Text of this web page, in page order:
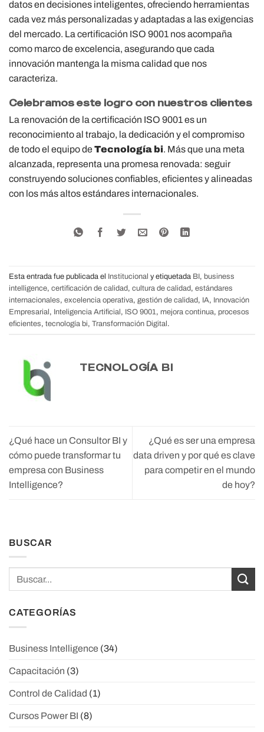
datos en decisiones inteligentes, ofreciendo herramientas
cada vez más personalizadas y adaptadas a las exigencias
del mercado. La certificación ISO 9001 nos acompaña
como marco de excelencia, asegurando que cada
innovación mantenga la misma calidad que nos
caracteriza.
Celebramos este logro con nuestros clientes
La renovación de la certificación ISO 9001 es un
reconocimiento al trabajo, la dedicación y el compromiso
de todo el equipo deTecnología bi. Más que una meta
alcanzada, representa una promesa renovada: seguir
construyendo soluciones confiables, eficientes y alineadas
con los más altos estándares internacionales.
Esta entrada fue publicada el Institucional y etiquetada BI, business
intelligence, certificación de calidad, cultura de calidad, estándares
internacionales, excelencia operativa, gestión de calidad, IA, Innovación
Empresarial, Inteligencia Artificial, ISO 9001 , mejora continua, procesos
eficientes, tecnología bi, Transformación Digital.
TECNOLOGÍA BI
¿Qué hace un Consultor BI y
cómo puede transformar tu
empresa con Business
Intelligence?
¿Qué es ser una empresa
data driven y por qué es clave
para competir en el mundo
de hoy?
BUSCAR
CATEGORÍAS
Business Intelligence (34)
Capacitación (3)
Control de Calidad (1)
Cursos Power BI (8)